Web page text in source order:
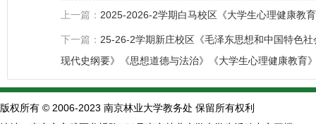
上一篇： 2025-2026-2学期白马校区《大学生心理健康教
下一篇： 25-26-2学期新庄校区《毛泽东思想和中国特色
现代史纲要》《思想道德与法治》《大学生心理健康教育
版权所有 © 2006-2023 南京林业大学教务处 保留所有权利